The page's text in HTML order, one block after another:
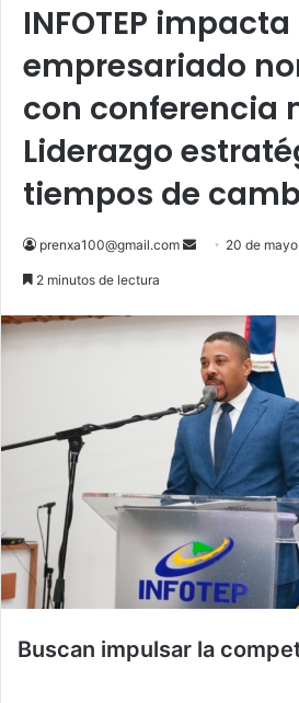
INFOTEP impacta
empresariado
con conferencia
Liderazgo
tiempos de
prenxa100@gmail.com
Send 20 de
2 minutos de lectura
Buscan impulsar la